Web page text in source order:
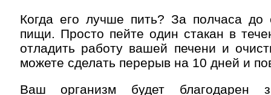
Когда его лучше пить? За полчаса до
пищи. Просто пейте один стакан в
отладить работу вашей печени и
можете сделать перерыв на 10 дней и
Ваш организм будет благодарен